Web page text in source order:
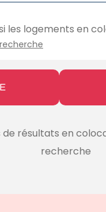
les logements en
de résultats en
recherche